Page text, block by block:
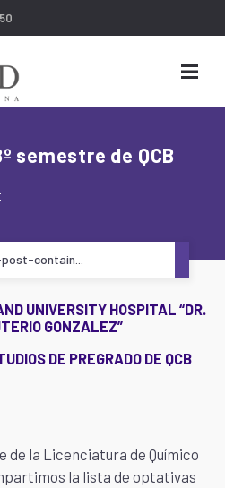
semestre de QCB
contain...
UNIVERSITY HOSPITAL “DR.
GONZALEZ”
DE PREGRADO DE QCB
de la Licenciatura de Químico
la lista de optativas